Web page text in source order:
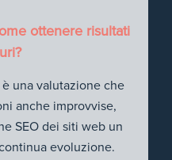
ottenere risultati
una valutazione che
anche improvvise,
SEO dei siti web un
evoluzione.